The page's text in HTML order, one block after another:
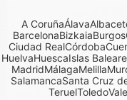
A CoruñaÁlava
BarcelonaBizkaiaBurgos
Ciudad RealCórdoba
HuelvaHuescaIslas
MadridMálagaMelilla
SalamancaSanta Cruz
TeruelToledo